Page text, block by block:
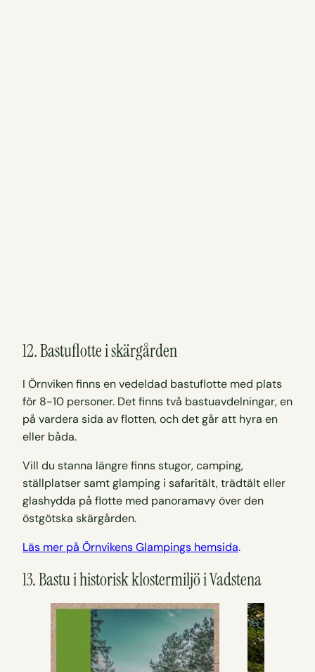
12. Bastuflotte i skärgården
I Örnviken finns en vedeldad bastuflotte med plats
för 8-10 personer. Det finns två bastuavdelningar, en
på vardera sida av flotten, och det går att hyra en
eller båda.
Vill du stanna längre finns stugor, camping,
ställplatser samt glamping i safaritält, trädtält eller
glashydda på flotte med panoramavy över den
östgötska skärgården.
Läs mer på Örnvikens Glampings hemsida.
13. Bastu i historisk klostermiljö i Vadstena